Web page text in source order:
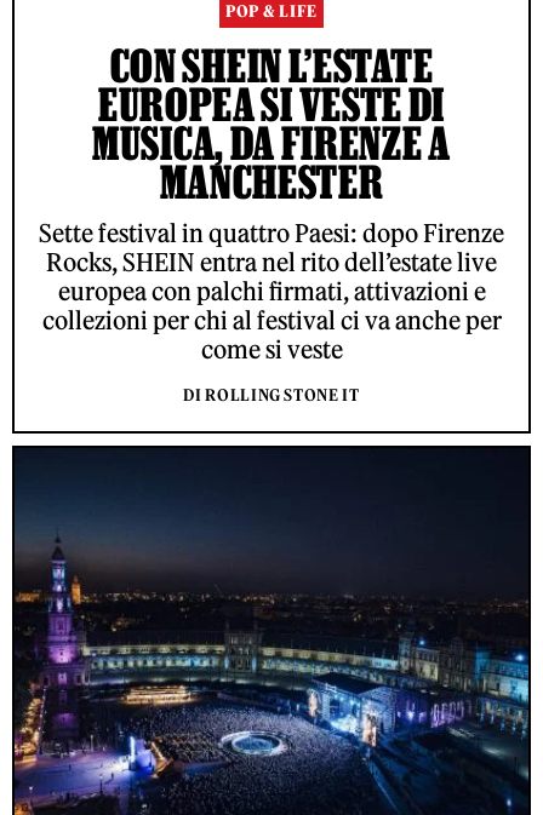
POP & LIFE
CON SHEIN L’ESTATE
EUROPEA SI VESTE DI
MUSICA, DA FIRENZE A
MANCHESTER
Sette festival in quattro Paesi: dopo Firenze
Rocks, SHEIN entra nel rito dell’estate live
europea con palchi firmati, attivazioni e
collezioni per chi al festival ci va anche per
come si veste
DI ROLLING STONE IT